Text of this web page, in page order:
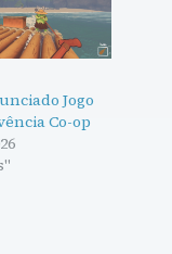
Jogo
Co-op